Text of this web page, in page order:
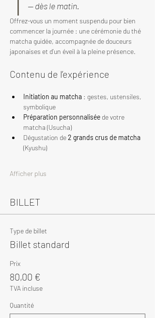
— dès le matin.
Offrez-vous un moment suspendu pour bien
commencer la journée : une cérémonie du thé
matcha guidée, accompagnée de douceurs
japonaises et d’un éveil à la pleine présence.
Contenu de l’expérience
Initiation au matcha : gestes, ustensiles,
symbolique
Préparation personnalisée de votre
matcha (Usucha)
Dégustation de 2 grands crus de matcha
(Kyushu)
Afficher plus
BILLET
Type de billet
Billet standard
Prix
80,00 €
TVA incluse
Quantité